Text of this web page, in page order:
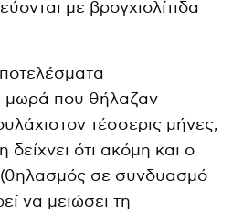
με βρογχιολίτιδα
μωρά που θήλαζαν
τέσσερις μήνες,
ότι ακόμη και ο
σε συνδυασμό
να μειώσει τη